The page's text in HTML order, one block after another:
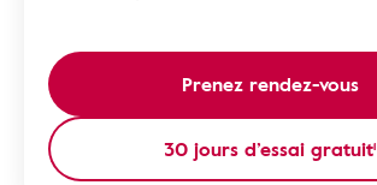
Prenez rendez-vous
30 jours d’essai gratuit¹